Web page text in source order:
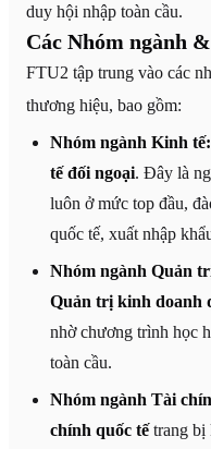
duy hội nhập toàn cầu.
Các Nhóm ngành
FTU2 tập trung vào các
thương hiệu, bao gồm:
Nhóm ngành Kinh tế:
tế đối ngoại. Đây là
luôn ở mức top đầu,
quốc tế, xuất nhập
Nhóm ngành Quản
Quản trị kinh doanh
nhờ chương trình học
toàn cầu.
Nhóm ngành Tài
chính quốc tếtrang bị